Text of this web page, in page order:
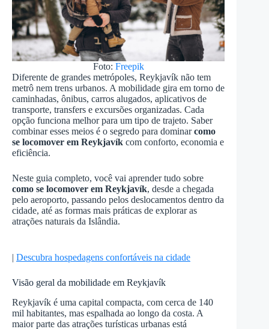
Foto: Freepik
Diferente de grandes metrópoles, Reykjavík não tem
metrô nem trens urbanos. A mobilidade gira em torno de
caminhadas, ônibus, carros alugados, aplicativos de
transporte, transfers e excursões organizadas. Cada
opção funciona melhor para um tipo de trajeto. Saber
combinar esses meios é o segredo para dominarcomo
se locomover em Reykjavík com conforto, economia e
eficiência.
Neste guia completo, você vai aprender tudo sobre
como se locomover em Reykjavík, desde a chegada
pelo aeroporto, passando pelos deslocamentos dentro da
cidade, até as formas mais práticas de explorar as
atrações naturais da Islândia.
| Descubra hospedagens confortáveis na cidade
Visão geral da mobilidade em Reykjavík
Reykjavík é uma capital compacta, com cerca de 140
mil habitantes, mas espalhada ao longo da costa. A
maior parte das atrações turísticas urbanas está